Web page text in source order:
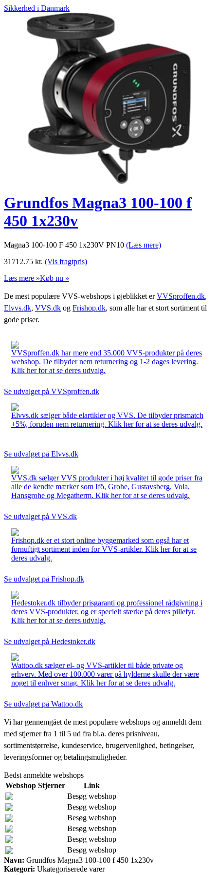
Sikkerhed i Danmark
Grundfos Magna3 100-100 f
450 1x230v
Magna3 100-100 F 450 1x230V PN10 (Læs mere)
31712.75 kr. (Vis fragtpris)
Læs mere »Køb nu »
De mest populære VVS-webshops i øjeblikket erVVSproffen.dk,
Elvvs.dk, VVS.dk og Frishop.dk, som alle har et stort sortiment til
gode priser.
VVSproffen.dk har mere end 35.000 VVS-produkter på deres
webshop. De tilbyder nem returnering og 1-2 dages levering.
Klik her for at se deres udvalg.
Se udvalget på VVSproffen.dk
Elvvs.dk sælger både elartikler og VVS. De tilbyder prismatch
+5%, foruden nem returnering. Klik her for at se deres udvalg.
Se udvalget på Elvvs.dk
VVS.dk sælger VVS produkter i høj kvalitet til gode priser fra
alle de kendte mærker som Ifö, Grohe, Gustavsberg, Vola,
Hansgrohe og Megatherm. Klik her for at se deres udvalg.
Se udvalget på VVS.dk
Frishop.dk er et stort online byggemarked som også har et
fornuftigt sortiment inden for VVS-artikler. Klik her for at se
deres udvalg.
Se udvalget på Frishop.dk
Hedestoker.dk tilbyder prisgaranti og professionel rådgivning i
deres VVS-produkter, og er specielt stærke på deres pillefyr.
Klik her for at se deres udvalg.
Se udvalget på Hedestoker.dk
Wattoo.dk sælger el- og VVS-artikler til både private og
erhverv. Med over 100.000 varer på hylderne skulle der være
noget til enhver smag. Klik her for at se deres udvalg.
Se udvalget på Wattoo.dk
Vi har gennemgået de mest populære webshops og anmeldt dem
med stjerner fra 1 til 5 ud fra bl.a. deres prisniveau,
sortimentstørrelse, kundeservice, brugervenlighed, betingelser,
leveringsformer og betalingsmuligheder.
Bedst anmeldte webshops
Webshop Stjerner
Link
Besøg webshop
Besøg webshop
Besøg webshop
Besøg webshop
Besøg webshop
Besøg webshop
Navn: Grundfos Magna3 100-100 f 450 1x230v
Kategori: Ukategoriserede varer